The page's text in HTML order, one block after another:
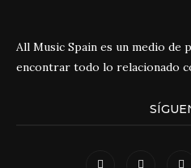
All Music Spain es un medio de
encontrar todo lo relacionado